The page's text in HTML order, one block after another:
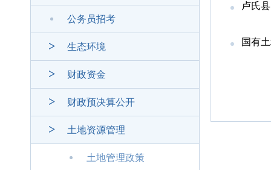
公务员招考
生态环境
财政资金
财政预决算公开
土地资源管理
土地管理政策
卢氏
国有土